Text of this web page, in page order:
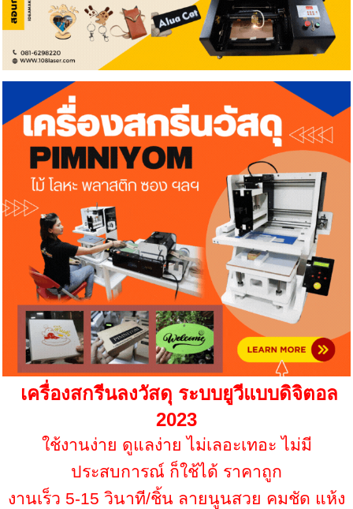
เครื่องสกรีนลงวัสดุ ระบบยูวีแบบดิจิตอล
2023
ใช้งานง่าย ดูแลง่าย ไม่เลอะเทอะ ไม่มี
ประสบการณ์ ก็ใช้ได้ ราคาถูก
งานเร็ว 5-15 วินาที/ชิ้น ลายนูนสวย คมชัด แห้ง